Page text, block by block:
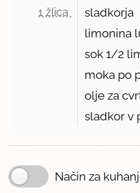
1 žlica
sladkorja
limonina
sok 1/2
moka po
olje za
sladkor v
Način za